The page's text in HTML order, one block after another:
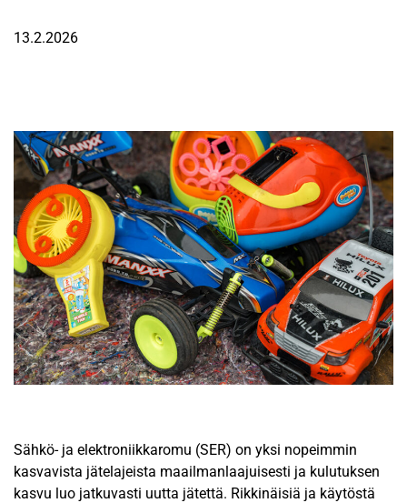
13.2.2026
Sähkö- ja elektroniikkaromu (SER) on yksi nopeimmin
kasvavista jätelajeista maailmanlaajuisesti ja kulutuksen
kasvu luo jatkuvasti uutta jätettä. Rikkinäisiä ja käytöstä